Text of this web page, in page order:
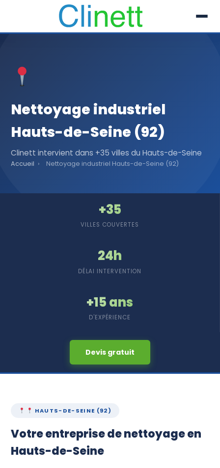
Prestations
Recrutement
Devis Gratuit
Nettoyage industriel
Hauts-de-Seine (92)
Clinett intervient dans +35 villes du Hauts-de-Seine
Accueil › Nettoyage industriel Hauts-de-Seine (92)
+35
VILLES COUVERTES
24h
DÉLAI INTERVENTION
+15 ans
D'EXPÉRIENCE
Devis gratuit
HAUTS-DE-SEINE (92)
Votre entreprise de nettoyage en
Hauts-de-Seine